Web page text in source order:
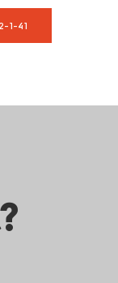
1-41